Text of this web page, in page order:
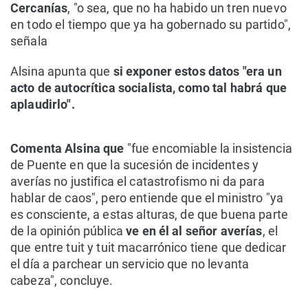
Cercanías, "o sea, que no ha habido un tren nuevo
en todo el tiempo que ya ha gobernado su partido",
señala
Alsina apunta que si exponer estos datos "era un
acto de autocrítica socialista, como tal habrá que
aplaudirlo".
Comenta Alsina que "fue encomiable la insistencia
de Puente en que la sucesión de incidentes y
averías no justifica el catastrofismo ni da para
hablar de caos", pero entiende que el ministro "ya
es consciente, a estas alturas, de que buena parte
de la opinión públicave en él al señor averías, el
que entre tuit y tuit macarrónico tiene que dedicar
el día a parchear un servicio que no levanta
cabeza", concluye.